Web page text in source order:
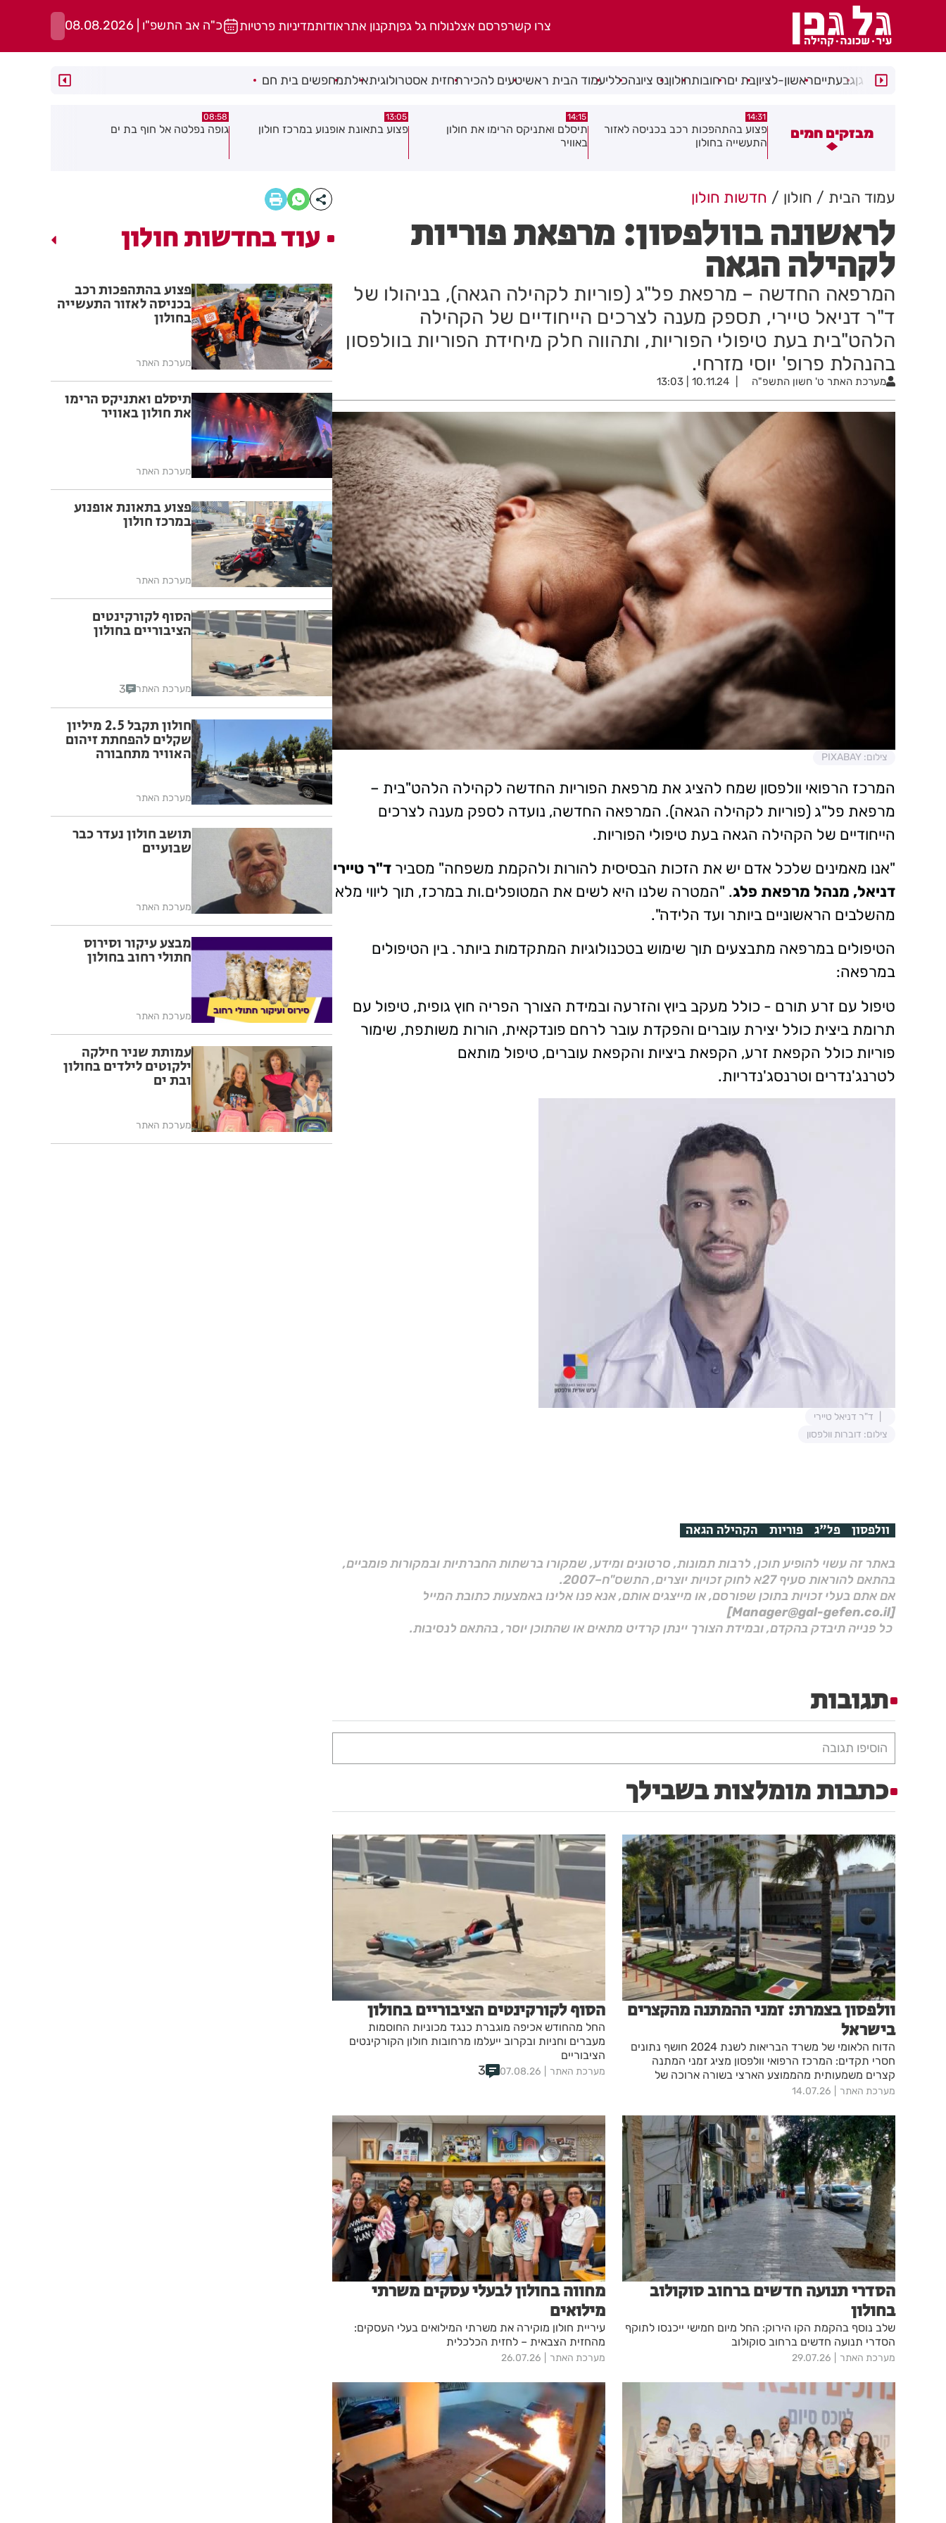
צרו קשרפרסם אצלנולוח גל גפןתקנון אתראודותמדיניות פרטיות כ"ה אב התשפ"ו | 08.08.2026
רמת גןגבעתייםראשון-לציוןבת יםרחובותחולוןנס ציונהכלליעמוד הבית ראשיטעים להכירתחזית אסטרולוגיתאילתמחפשים בית חם
מבזקים חמים
פצוע בהתהפכות רכב בכניסה לאזור
14:15
תיסלם ואתניקס הרימו את חולון
באוויר
13:05
פצוע בתאונת אופנוע במרכז חולון
08:58
גופה נפלטה אל חוף בת ים
08:29
חשד להצתה בשלושה מוקדים ברמת
עמוד הבית חולון חדשות חולון
לראשונה בוולפסון: מרפאת פוריות
לקהילה הגאה
המרפאה החדשה – מרפאת פל"ג (פוריות לקהילה הגאה), בניהולו של
ד"ר דניאל טיירי, תספק מענה לצרכים הייחודיים של הקהילה
הלהט"בית בעת טיפולי הפוריות, ותהווה חלק מיחידת הפוריות בוולפסון
בהנהלת פרופ' יוסי מזרחי.
מערכת האתר ט' חשון התשפ"ה 10.11.24 | 13:03
צילום: PIXABAY
המרכז הרפואי וולפסון שמח להציג את מרפאת הפוריות החדשה לקהילה הלהט"בית –
מרפאת פל"ג (פוריות לקהילה הגאה). המרפאה החדשה, נועדה לספק מענה לצרכים
הייחודיים של הקהילה הגאה בעת טיפולי הפוריות.
"אנו מאמינים שלכל אדם יש את הזכות הבסיסית להורות ולהקמת משפחה" מסביר ד"ר טיירי
דניאל, מנהל מרפאת פלג. "המטרה שלנו היא לשים את המטופלים.ות במרכז, תוך ליווי מלא
מהשלבים הראשוניים ביותר ועד הלידה".
הטיפולים במרפאה מתבצעים תוך שימוש בטכנולוגיות המתקדמות ביותר. בין הטיפולים
במרפאה:
טיפול עם זרע תורם - כולל מעקב ביוץ והזרעה ובמידת הצורך הפריה חוץ גופית, טיפול עם
תרומת ביצית כולל יצירת עוברים והפקדת עובר לרחם פונדקאית, הורות משותפת, שימור
פוריות כולל הקפאת זרע, הקפאת ביציות והקפאת עוברים, טיפול מותאם
לטרנג'נדרים וטרנסג'נדריות.
ד"ר דניאל טיירי
צילום: דוברות וולפסון
וולפסון פל"ג פוריות הקהילה הגאה
באתר זה עשוי להופיע תוכן, לרבות תמונות, סרטונים ומידע, שמקורו ברשתות החברתיות ובמקורות פומביים,
בהתאם להוראות סעיף 27א לחוק זכויות יוצרים, התשס"ח–2007.
אם אתם בעלי זכויות בתוכן שפורסם, או מייצגים אותם, אנא פנו אלינו באמצעות כתובת המייל
[Manager@gal-gefen.co.il]
כל פנייה תיבדק בהקדם, ובמידת הצורך יינתן קרדיט מתאים או שהתוכן יוסר, בהתאם לנסיבות.
תגובות
הוסיפו תגובה
כתבות מומלצות בשבילך
וולפסון בצמרת: זמני ההמתנה מהקצרים
בישראל
הדוח הלאומי של משרד הבריאות לשנת 2024 חושף נתונים
חסרי תקדים: המרכז הרפואי וולפסון מציג זמני המתנה
קצרים משמעותית מהממוצע הארצי בשורה ארוכה של
פרוצדורות כירורגיות מרכזיות
מערכת האתר 14.07.26
הסוף לקורקינטים הציבוריים בחולון
החל מהחודש אכיפה מוגברת כנגד מכוניות החוסמות
מעברים וחניות ובקרוב ייעלמו מרחובות חולון הקורקינטים
הציבוריים
מערכת האתר 07.08.26
3
הסדרי תנועה חדשים ברחוב סוקולוב
בחולון
שלב נוסף בהקמת הקו הירוק: החל מיום חמישי ייכנסו לתוקף
הסדרי תנועה חדשים ברחוב סוקולוב
מערכת האתר 29.07.26
מחווה בחולון לבעלי עסקים משרתי
מילואים
עיריית חולון מוקירה את משרתי המילואים בעלי העסקים:
מהחזית הצבאית – לחזית הכלכלית
מערכת האתר 26.07.26
עוד בחדשות חולון
פצוע בהתהפכות רכב
בכניסה לאזור התעשייה
בחולון
מערכת האתר
תיסלם ואתניקס הרימו
את חולון באוויר
מערכת האתר
פצוע בתאונת אופנוע
במרכז חולון
מערכת האתר
הסוף לקורקינטים
הציבוריים בחולון
מערכת האתר 3
חולון תקבל 2.5 מיליון
שקלים להפחתת זיהום
האוויר מתחבורה
מערכת האתר
תושב חולון נעדר כבר
שבועיים
מערכת האתר
מבצע עיקור וסירוס
חתולי רחוב בחולון
מערכת האתר
עמותת שניר חילקה
ילקוטים לילדים בחולון
ובת ים
מערכת האתר